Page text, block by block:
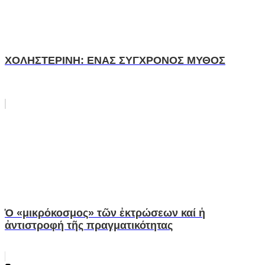
ΧΟΛΗΣΤΕΡΙΝΗ: ΕΝΑΣ ΣΥΓΧΡΟΝΟΣ ΜΥΘΟΣ
Ὁ «μικρόκοσμος» τῶν ἐκτρώσεων καί ἡ
ἀντιστροφή τῆς πραγματικότητας